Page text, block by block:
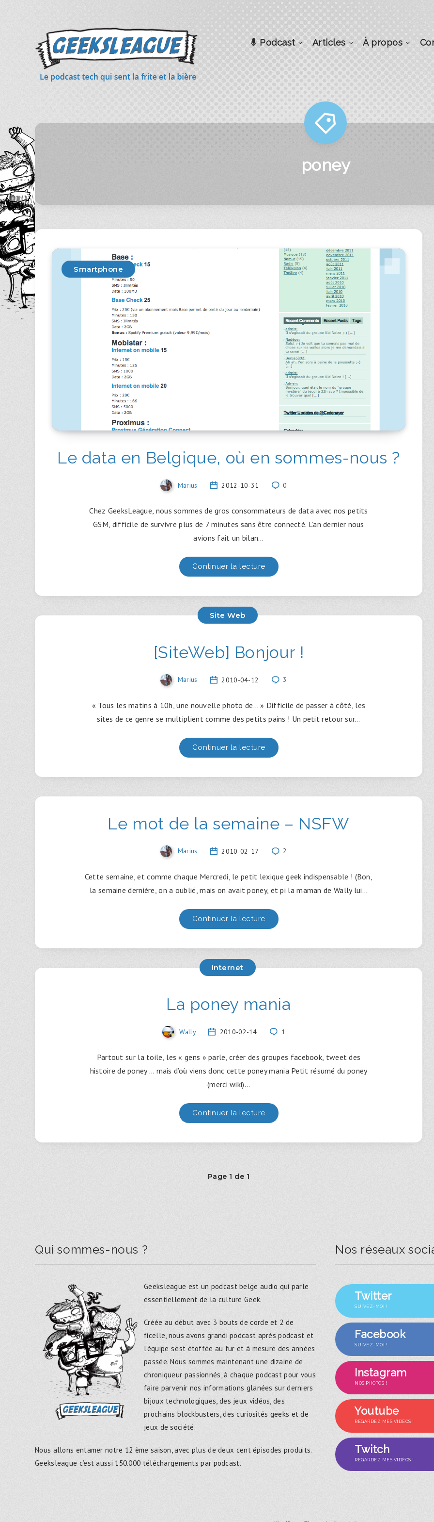
Podcast Articles À propos
poney
Smartphone
Le data en Belgique, où en sommes-nous ?
Marius 2012-10-31 0
Chez GeeksLeague, nous sommes de gros consommateurs de data avec nos petits
GSM, difficile de survivre plus de 7 minutes sans être connecté. L’an dernier nous
avions fait un bilan…
Continuer la lecture
Site Web
[SiteWeb] Bonjour !
Marius 2010-04-12 3
« Tous les matins à 10h, une nouvelle photo de… » Difficile de passer à côté, les
sites de ce genre se multiplient comme des petits pains ! Un petit retour sur…
Continuer la lecture
Le mot de la semaine – NSFW
Marius 2010-02-17 2
Cette semaine, et comme chaque Mercredi, le petit lexique geek indispensable ! (Bon,
la semaine dernière, on a oublié, mais on avait poney, et pi la maman de Wally lui…
Continuer la lecture
Internet
La poney mania
Wally 2010-02-14 1
Partout sur la toile, les « gens » parle, créer des groupes facebook, tweet des
histoire de poney … mais d’où viens donc cette poney mania Petit résumé du poney
(merci wiki)…
Continuer la lecture
Page 1 de 1
Qui sommes-nous ?
Geeksleague est un podcast belge audio qui parle
essentiellement de la culture Geek.
Créée au début avec 3 bouts de corde et 2 de
ficelle, nous avons grandi podcast après podcast et
l’équipe s’est étoffée au fur et à mesure des années
passée. Nous sommes maintenant une dizaine de
chroniqueur passionnés, à chaque podcast pour vous
faire parvenir nos informations glanées sur derniers
bijoux technologiques, des jeux vidéos, des
prochains blockbusters, des curiosités geeks et de
jeux de société.
Nous allons entamer notre 12 ème saison, avec plus de deux cent épisodes produits.
Geeksleague c’est aussi 150.000 téléchargements par podcast.
Nos réseaux
Twitter
SUIVEZ-MOI !
Facebook
SUIVEZ-MOI !
Instagram
NOS PHOTOS !
Youtube
REGARDEZ MES VIDÉOS !
Twitch
REGARDEZ MES VIDÉOS !